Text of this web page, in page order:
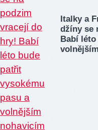
Italky a
džíny se
Babí